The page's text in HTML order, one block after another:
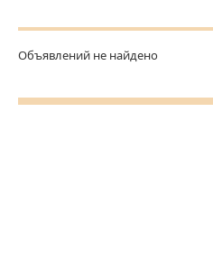
Объявлений не найдено